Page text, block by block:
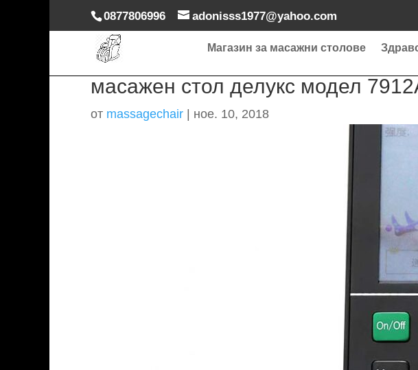
0877806996 adonisss1977@yahoo.com
Магазин за масажни столове
масажен стол делукс модел
от massagechair ное. 10, 2018